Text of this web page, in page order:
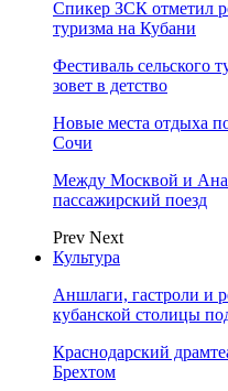
Спикер ЗСК отметил
туризма на Кубани
Фестиваль сельского
зовет в детство
Новые места отдыха
Сочи
Между Москвой и
пассажирский поезд
Prev Next
Культура
Аншлаги, гастроли и
кубанской столицы
Краснодарский
Брехтом